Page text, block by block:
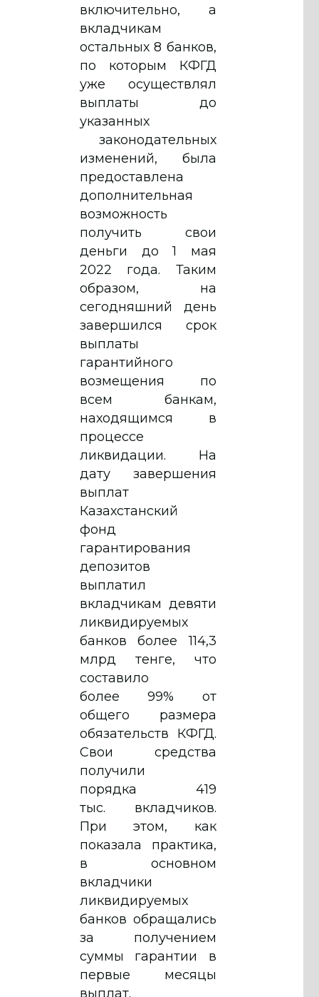
включительно, а
вкладчикам
остальных 8 банков,
по которым КФГД
уже осуществлял
выплаты до
указанных
законодательных
изменений, была
предоставлена
дополнительная
возможность
получить свои
деньги до 1 мая
2022 года. Таким
образом, на
сегодняшний день
завершился срок
выплаты
гарантийного
возмещения по
всем банкам,
находящимся в
процессе
ликвидации. На
дату завершения
выплат
Казахстанский
фонд
гарантирования
депозитов
выплатил
вкладчикам девяти
ликвидируемых
банков более 114,3
млрд тенге, что
составило
более 99% от
общего размера
обязательств КФГД.
Свои средства
получили
порядка 419
тыс. вкладчиков.
При этом, как
показала практика,
в основном
вкладчики
ликвидируемых
банков обращались
за получением
суммы гарантии в
первые месяцы
выплат.